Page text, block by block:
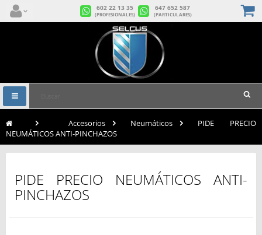
602 22 13 35
(PROFESIONALES)
647 652 587
(PARTICULARES)
Navegación
Toggle
Accesorios Neumáticos
PIDE PRECIO
NEUMÁTICOS ANTI-PINCHAZOS
PIDE PRECIO NEUMÁTICOS ANTI-
PINCHAZOS